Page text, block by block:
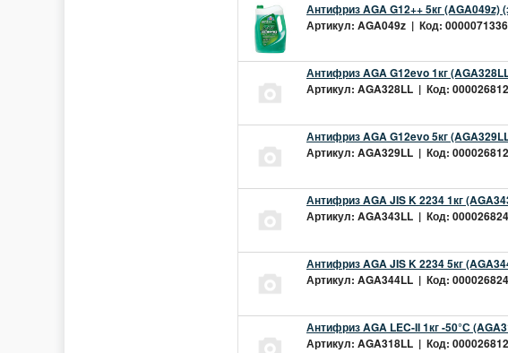
Антифриз AGA G12++ 5кг (AGA049z)
Артикул: AGA049z | Код:
Антифриз AGA G12evo 1кг
Артикул: AGA328LL | Код:
Антифриз AGA G12evo 5кг
Артикул: AGA329LL | Код:
Антифриз AGA JIS K 2234 1кг
Артикул: AGA343LL | Код:
Антифриз AGA JIS K 2234 5кг
Артикул: AGA344LL | Код:
Антифриз AGA LEC-II 1кг -50°С
Артикул: AGA318LL | Код: